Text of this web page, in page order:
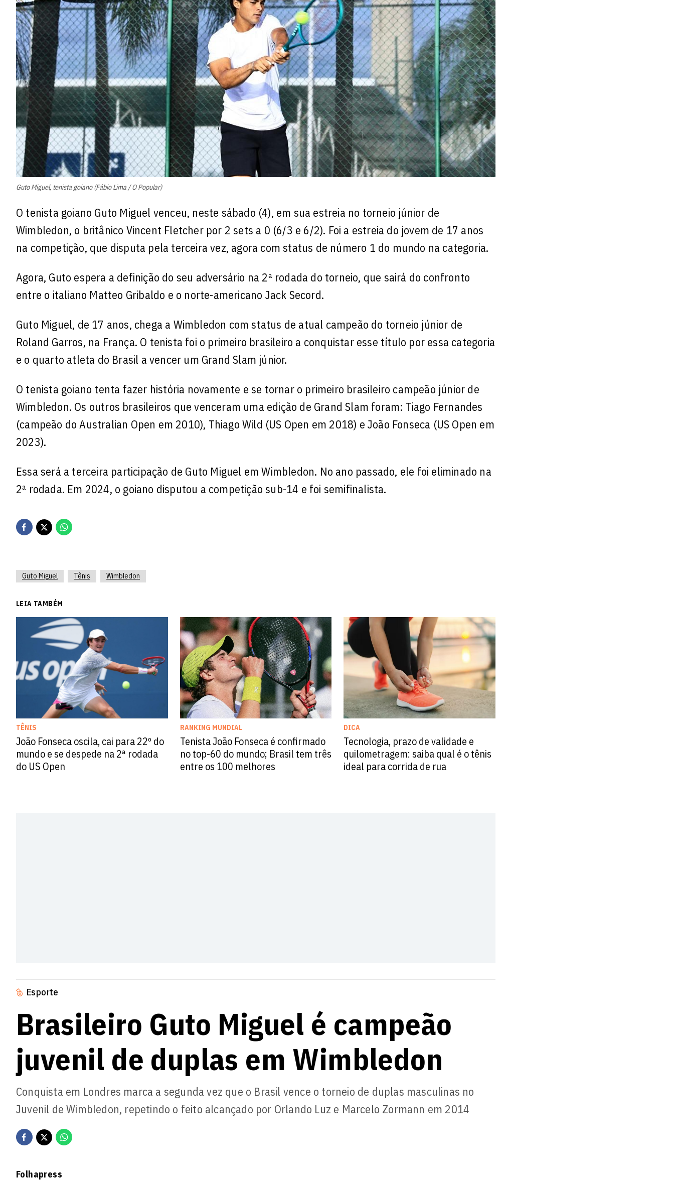
Guto Miguel, tenista goiano (Fábio Lima / O Popular)
O tenista goiano Guto Miguel venceu, neste sábado (4), em sua estreia no torneio júnior de
Wimbledon, o britânico Vincent Fletcher por 2 sets a 0 (6/3 e 6/2). Foi a estreia do jovem de 17 anos
na competição, que disputa pela terceira vez, agora com status de número 1 do mundo na categoria.
Agora, Guto espera a definição do seu adversário na 2ª rodada do torneio, que sairá do confronto
entre o italiano Matteo Gribaldo e o norte-americano Jack Secord.
Guto Miguel, de 17 anos, chega a Wimbledon com status de atual campeão do torneio júnior de
Roland Garros, na França. O tenista foi o primeiro brasileiro a conquistar esse título por essa categoria
e o quarto atleta do Brasil a vencer um Grand Slam júnior.
O tenista goiano tenta fazer história novamente e se tornar o primeiro brasileiro campeão júnior de
Wimbledon. Os outros brasileiros que venceram uma edição de Grand Slam foram: Tiago Fernandes
(campeão do Australian Open em 2010), Thiago Wild (US Open em 2018) e João Fonseca (US Open em
2023).
Essa será a terceira participação de Guto Miguel em Wimbledon. No ano passado, ele foi eliminado na
2ª rodada. Em 2024, o goiano disputou a competição sub-14 e foi semifinalista.
Guto Miguel Tênis Wimbledon
LEIA TAMBÉM
TÊNIS
João Fonseca oscila, cai para 22º do
mundo e se despede na 2ª rodada
do US Open
RANKING MUNDIAL
Tenista João Fonseca é confirmado
no top-60 do mundo; Brasil tem três
entre os 100 melhores
DICA
Tecnologia, prazo de validade e
quilometragem: saiba qual é o tênis
ideal para corrida de rua
Esporte
Brasileiro Guto Miguel é campeão
juvenil de duplas em Wimbledon
Conquista em Londres marca a segunda vez que o Brasil vence o torneio de duplas masculinas no
Juvenil de Wimbledon, repetindo o feito alcançado por Orlando Luz e Marcelo Zormann em 2014
Folhapress